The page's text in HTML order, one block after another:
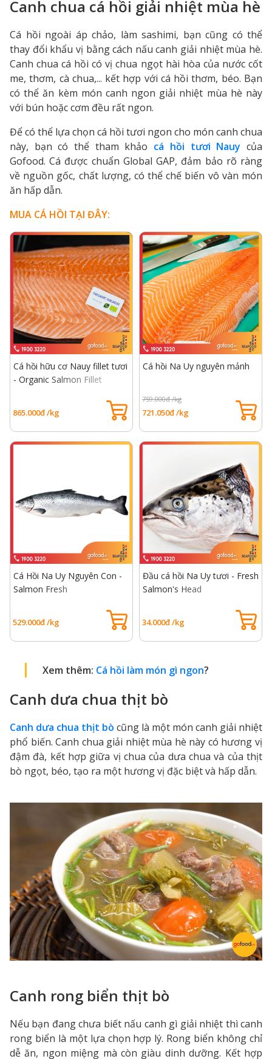
Canh chua cá hồi giải nhiệt mùa hè
Cá hồi ngoài áp chảo, làm sashimi, bạn cũng có thể
thay đổi khẩu vị bằng cách nấu canh giải nhiệt mùa hè.
Canh chua cá hồi có vị chua ngọt hài hòa của nước cốt
me, thơm, cà chua,... kết hợp với cá hồi thơm, béo. Bạn
có thể ăn kèm món canh ngon giải nhiệt mùa hè này
với bún hoặc cơm đều rất ngon.
Để có thể lựa chọn cá hồi tươi ngon cho món canh chua
này, bạn có thể tham khảo cá hồi tươi Nauy của
Gofood. Cá được chuẩn Global GAP, đảm bảo rõ ràng
về nguồn gốc, chất lượng, có thể chế biến vô vàn món
ăn hấp dẫn.
MUA CÁ HỒI TẠI ĐÂY:
Cá hồi hữu cơ Nauy fillet tươi
- Organic Salmon Fillet
865.000đ /kg
Cá hồi Na Uy nguyên mảnh
759.000đ /kg
721.050đ /kg
Cá Hồi Na Uy Nguyên Con -
Salmon Fresh
529.000đ /kg
Đầu cá hồi Na Uy tươi - Fresh
Salmon's Head
34.000đ /kg
Xem thêm: Cá hồi làm món gì ngon?
Canh dưa chua thịt bò
Canh dưa chua thịt bò cũng là một món canh giải nhiệt
phổ biến. Canh chua giải nhiệt mùa hè này có hương vị
đậm đà, kết hợp giữa vị chua của dưa chua và của thịt
bò ngọt, béo, tạo ra một hương vị đặc biệt và hấp dẫn.
Canh rong biển thịt bò
Nếu bạn đang chưa biết nấu canh gì giải nhiệt thì canh
rong biển là một lựa chọn hợp lý. Rong biển không chỉ
dễ ăn, ngon miệng mà còn giàu dinh dưỡng. Kết hợp